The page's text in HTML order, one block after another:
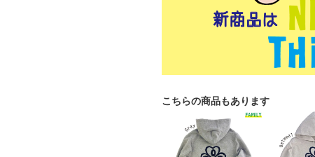
こちらの商品もあります